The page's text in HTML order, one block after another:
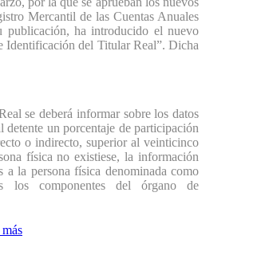
Mercantil de las Cuentas Anuales
publicación, ha introducido el nuevo
Identificación del Titular Real”. Dicha
se deberá informar sobre los datos
un porcentaje de participación
o indirecto, superior al veinticinco
física no existiese, la información
a la persona física denominada como
los componentes del órgano de